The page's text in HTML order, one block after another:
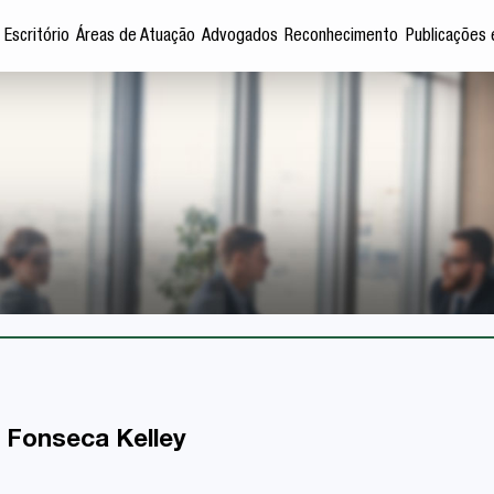
Escritório Áreas de Atuação Advogados Reconhecimento Publicações
Kelley